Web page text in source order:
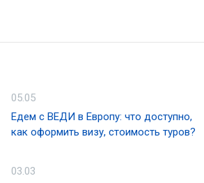
05.05
Едем с ВЕДИ в Европу: что доступно,
как оформить визу, стоимость туров?
03.03